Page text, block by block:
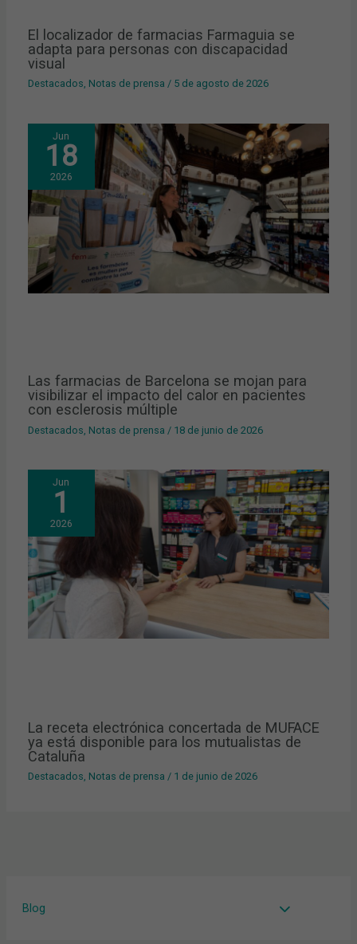
Blog
El localizador de farmacias Farmaguia se
adapta para personas con discapacidad
visual
Destacados, Notas de prensa / 5 de agosto de 2026
Jun
18
2026
Las farmacias de Barcelona se mojan para
visibilizar el impacto del calor en pacientes
con esclerosis múltiple
Destacados Notas de prensa / 18 de junio de 2026
Jun
1
2026
La receta electrónica concertada de MUFACE
ya está disponible para los mutualistas de
Cataluña
Destacados, Notas de prensa / 1 de junio de 2026